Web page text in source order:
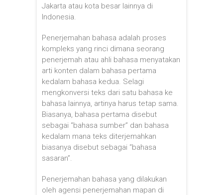
Jakarta atau kota besar lainnya di
Indonesia.
Penerjemahan bahasa adalah proses
kompleks yang rinci dimana seorang
penerjemah atau ahli bahasa menyatakan
arti konten dalam bahasa pertama
kedalam bahasa kedua. Selagi
mengkonversi teks dari satu bahasa ke
bahasa lainnya, artinya harus tetap sama.
Biasanya, bahasa pertama disebut
sebagai “bahasa sumber” dan bahasa
kedalam mana teks diterjemahkan
biasanya disebut sebagai “bahasa
sasaran”.
Penerjemahan bahasa yang dilakukan
oleh agensi penerjemahan mapan di